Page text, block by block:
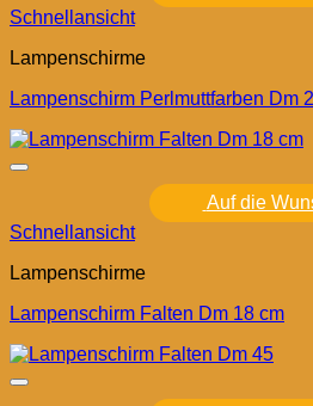
Schnellansicht
Lampenschirme
Lampenschirm Perlmuttfarben Dm
Auf die
Schnellansicht
Lampenschirme
Lampenschirm Falten Dm 18 cm